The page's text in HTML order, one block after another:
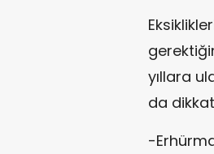
yıllara
da
-